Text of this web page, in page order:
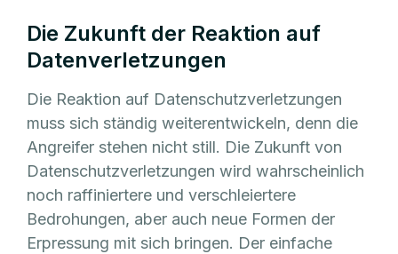
Die Zukunft der Reaktion auf
Datenverletzungen
Die Reaktion auf Datenschutzverletzungen
muss sich ständig weiterentwickeln, denn die
Angreifer stehen nicht still. Die Zukunft von
Datenschutzverletzungen wird wahrscheinlich
noch raffiniertere und verschleiertere
Bedrohungen, aber auch neue Formen der
Erpressung mit sich bringen. Der einfache